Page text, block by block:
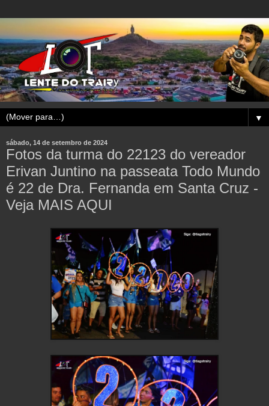
▼
sábado, 14 de setembro de 2024
Fotos da turma do 22123 do vereador
Erivan Juntino na passeata Todo Mundo
é 22 de Dra. Fernanda em Santa Cruz -
Veja MAIS AQUI